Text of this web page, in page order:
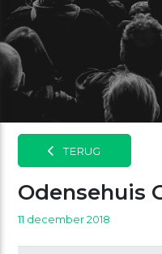
TERUG
Odensehuis
11 december 2018